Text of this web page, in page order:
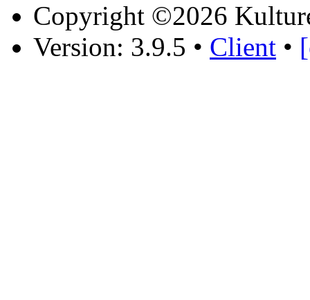
Copyright ©2026
Version: 3.9.5 • Client •